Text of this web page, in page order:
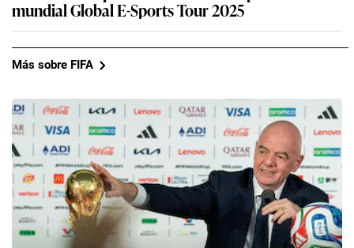
mundial Global E-Sports Tour 2025
Más sobre FIFA